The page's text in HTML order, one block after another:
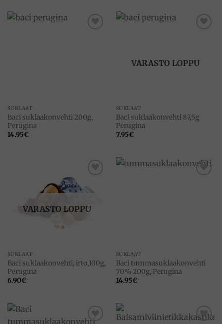
SUKLAAT
Baci suklaakonvehti 200g,
Perugina
14.95€
VARASTO LOPPU
SUKLAAT
Baci suklaakonvehti 87,5g
Perugina
7.95€
wishlist
VARASTO LOPPU
SUKLAAT
Baci suklaakonvehti, irto,100g,
Perugina
6.90€
SUKLAAT
Baci tummasuklaakonvehti
70% 200g, Perugina
14.95€